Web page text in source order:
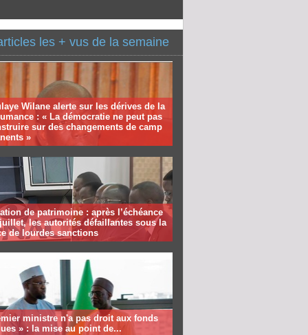
les + vus de la semaine
Wilane alerte sur les dérives de la
: « La démocratie ne peut pas
sur des changements de camp
»
de patrimoine : après l’échéance
les autorités défaillantes sous la
de lourdes sanctions
ministre n'a pas droit aux fonds
» : la mise au point de...